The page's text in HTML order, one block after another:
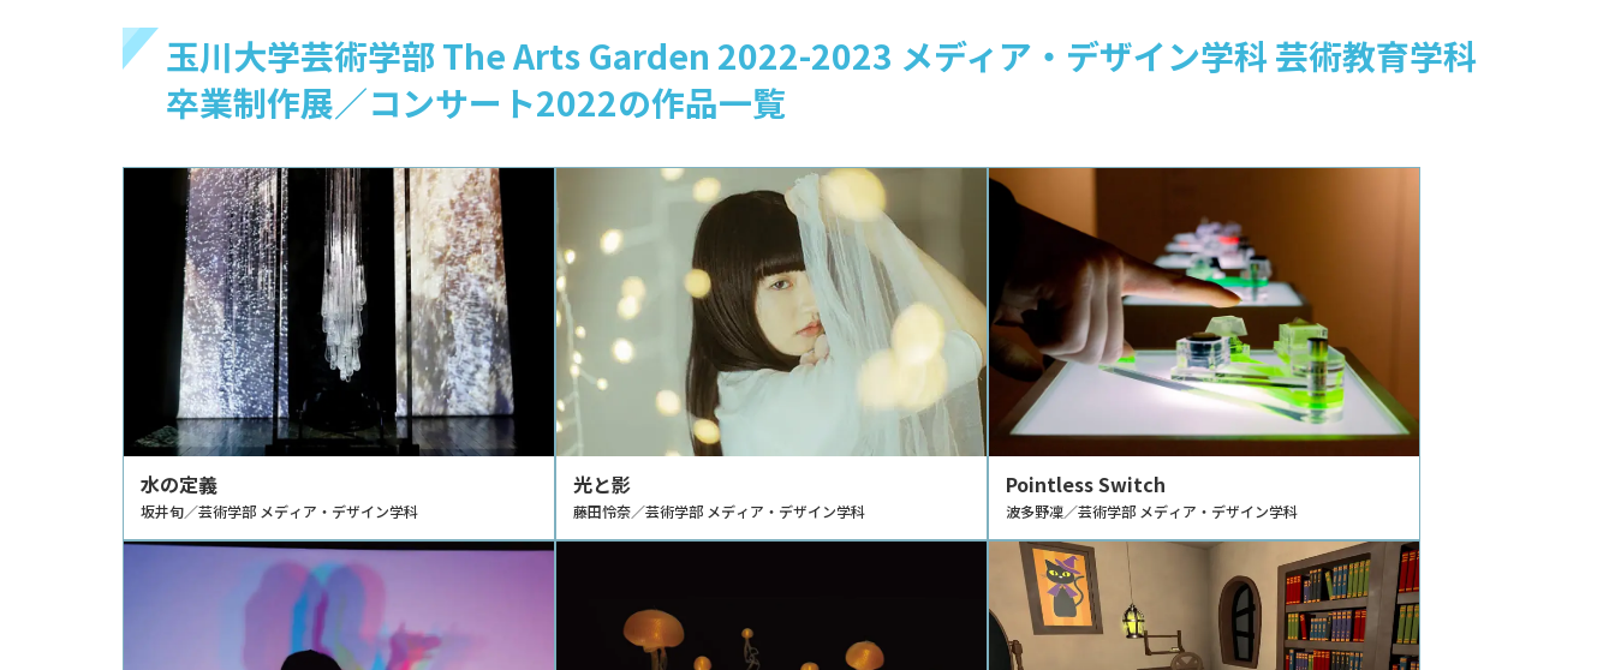
玉川大学芸術学部 The Arts Garden 2022-2023 メディア・デザイン学科 芸術教育学科
卒業制作展／コンサート2022の作品一覧
水の定義
坂井旬／芸術学部 メディア・デザイン学科
光と影
藤田怜奈／芸術学部 メディア・デザイン学科
Pointless Switch
波多野凜／芸術学部 メディア・デザイン学科